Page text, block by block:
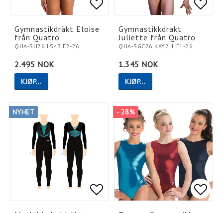
Add to list of favorites
Add to list of favorites
Gymnastikdräkt Eloise
från Quatro
QUA-SU26.LS4B.F2-26
2.495 NOK
KJØP…
Gymnastikkdrakt
Juliette från Quatro
QUA-SGC26.KAY2.1.F1-26
1.345 NOK
KJØP…
NYHET - 28%